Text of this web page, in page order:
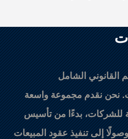
القانوني الشامل
نحن نقدم مجموعة واسعة
للشركات، بدءًا من تأسيس
إلى تنفيذ عقود المبيعات